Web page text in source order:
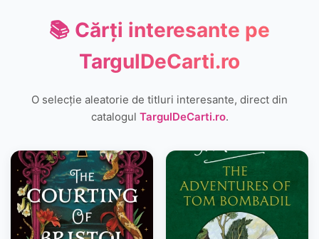
📚 Cărți interesante pe
TargulDeCarti.ro
O selecție aleatorie de titluri interesante, direct din
catalogul TargulDeCarti.ro.